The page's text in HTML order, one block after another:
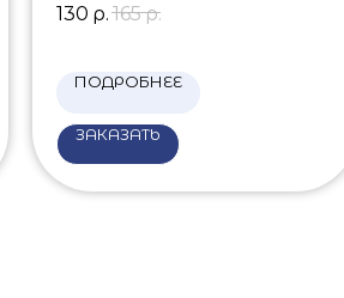
130 р. 165 р.
ПОДРОБНЕЕ
ЗАКАЗАТЬ